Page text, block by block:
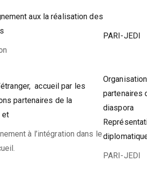
aux la réalisation des
PARI-JEDI
accueil par les
partenaires de la
et
à l’intégration dans le
Organisation
partenaires
diaspora
PARI-JEDI